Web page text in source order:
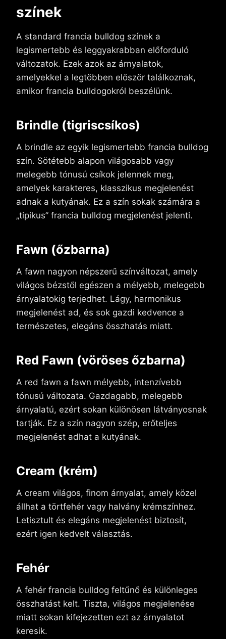
színek
A standard francia bulldog színek a
legismertebb és leggyakrabban előforduló
változatok. Ezek azok az árnyalatok,
amelyekkel a legtöbben először találkoznak,
amikor francia bulldogokról beszélünk.
Brindle (tigriscsíkos)
A brindle az egyik legismertebb francia bulldog
szín. Sötétebb alapon világosabb vagy
melegebb tónusú csíkok jelennek meg,
amelyek karakteres, klasszikus megjelenést
adnak a kutyának. Ez a szín sokak számára a
„tipikus” francia bulldog megjelenést jelenti.
Fawn (őzbarna)
A fawn nagyon népszerű színváltozat, amely
világos bézstől egészen a mélyebb, melegebb
árnyalatokig terjedhet. Lágy, harmonikus
megjelenést ad, és sok gazdi kedvence a
természetes, elegáns összhatás miatt.
Red Fawn (vöröses őzbarna)
A red fawn a fawn mélyebb, intenzívebb
tónusú változata. Gazdagabb, melegebb
árnyalatú, ezért sokan különösen látványosnak
tartják. Ez a szín nagyon szép, erőteljes
megjelenést adhat a kutyának.
Cream (krém)
A cream világos, finom árnyalat, amely közel
állhat a törtfehér vagy halvány krémszínhez.
Letisztult és elegáns megjelenést biztosít,
ezért igen kedvelt választás.
Fehér
A fehér francia bulldog feltűnő és különleges
összhatást kelt. Tiszta, világos megjelenése
miatt sokan kifejezetten ezt az árnyalatot
keresik.